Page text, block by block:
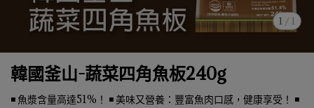
1 / 1
韓國釜山-蔬菜四角魚板240g
◾ 魚漿含量高達51%！ ◾ 美味又營養：豐富魚肉口感，健康享受！ ◾